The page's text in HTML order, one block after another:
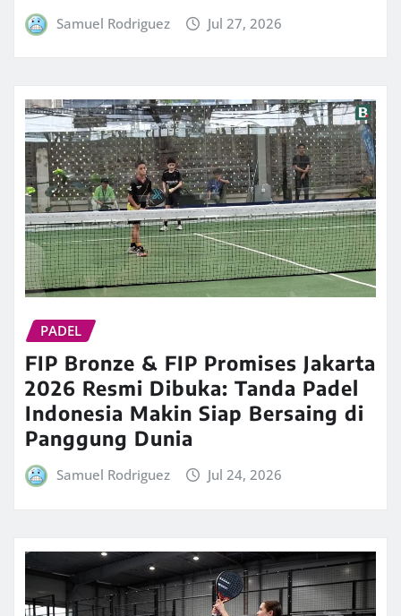
Samuel Rodriguez Jul 27, 2026
PADEL
FIP Bronze & FIP Promises Jakarta
2026 Resmi Dibuka: Tanda Padel
Indonesia Makin Siap Bersaing di
Panggung Dunia
Samuel Rodriguez Jul 24, 2026